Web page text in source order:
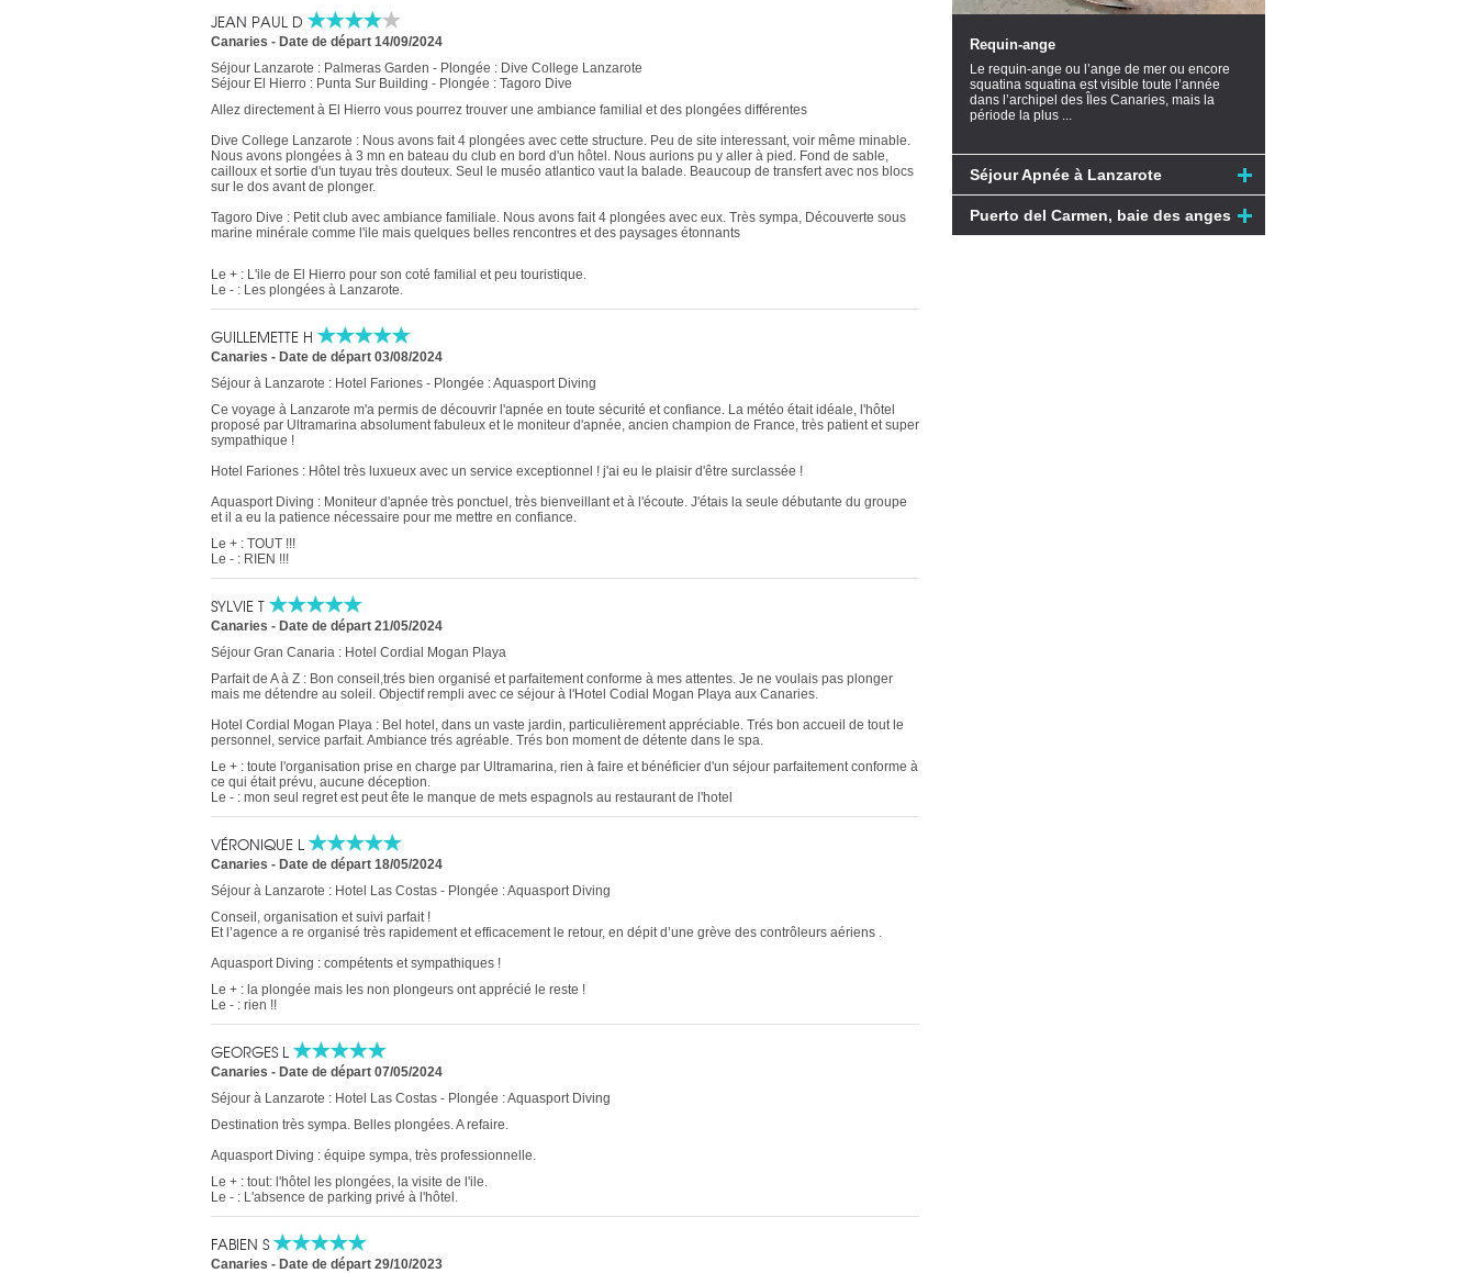
JEAN PAUL D
Canaries - Date de départ 14/09/2024
Séjour Lanzarote : Palmeras Garden - Plongée : Dive College Lanzarote
Séjour El Hierro : Punta Sur Building - Plongée : Tagoro Dive
Allez directement à El Hierro vous pourrez trouver une ambiance familial et des plongées différentes
Dive College Lanzarote : Nous avons fait 4 plongées avec cette structure. Peu de site interessant, voir même minable.
Nous avons plongées à 3 mn en bateau du club en bord d'un hôtel. Nous aurions pu y aller à pied. Fond de sable,
cailloux et sortie d'un tuyau très douteux. Seul le muséo atlantico vaut la balade. Beaucoup de transfert avec nos blocs
sur le dos avant de plonger.
Tagoro Dive : Petit club avec ambiance familiale. Nous avons fait 4 plongées avec eux. Très sympa, Découverte sous
marine minérale comme l'ile mais quelques belles rencontres et des paysages étonnants
Le + : L'ile de El Hierro pour son coté familial et peu touristique.
Le - : Les plongées à Lanzarote.
GUILLEMETTE H
Canaries - Date de départ 03/08/2024
Séjour à Lanzarote : Hotel Fariones - Plongée : Aquasport Diving
Ce voyage à Lanzarote m'a permis de découvrir l'apnée en toute sécurité et confiance. La météo était idéale, l'hôtel
proposé par Ultramarina absolument fabuleux et le moniteur d'apnée, ancien champion de France, très patient et super
sympathique !
Hotel Fariones : Hôtel très luxueux avec un service exceptionnel ! j'ai eu le plaisir d'être surclassée !
Aquasport Diving : Moniteur d'apnée très ponctuel, très bienveillant et à l'écoute. J'étais la seule débutante du groupe
et il a eu la patience nécessaire pour me mettre en confiance.
Le + : TOUT !!!
Le - : RIEN !!!
SYLVIE T
Canaries - Date de départ 21/05/2024
Séjour Gran Canaria : Hotel Cordial Mogan Playa
Parfait de A à Z : Bon conseil,trés bien organisé et parfaitement conforme à mes attentes. Je ne voulais pas plonger
mais me détendre au soleil. Objectif rempli avec ce séjour à l'Hotel Codial Mogan Playa aux Canaries.
Hotel Cordial Mogan Playa : Bel hotel, dans un vaste jardin, particulièrement appréciable. Trés bon accueil de tout le
personnel, service parfait. Ambiance trés agréable. Trés bon moment de détente dans le spa.
Le + : toute l'organisation prise en charge par Ultramarina, rien à faire et bénéficier d'un séjour parfaitement conforme à
ce qui était prévu, aucune déception.
Le - : mon seul regret est peut ête le manque de mets espagnols au restaurant de l'hotel
VÉRONIQUE L
Canaries - Date de départ 18/05/2024
Séjour à Lanzarote : Hotel Las Costas - Plongée : Aquasport Diving
Conseil, organisation et suivi parfait !
Et l’agence a re organisé très rapidement et efficacement le retour, en dépit d’une grève des contrôleurs aériens .
Aquasport Diving : compétents et sympathiques !
Le + : la plongée mais les non plongeurs ont apprécié le reste !
Le - : rien !!
GEORGES L
Canaries - Date de départ 07/05/2024
Séjour à Lanzarote : Hotel Las Costas - Plongée : Aquasport Diving
Destination très sympa. Belles plongées. A refaire.
Aquasport Diving : équipe sympa, très professionnelle.
Le + : tout: l'hôtel les plongées, la visite de l'ile.
Le - : L'absence de parking privé à l'hôtel.
FABIEN S
Canaries - Date de départ 29/10/2023
Requin-ange
Le requin-ange ou l’ange de mer ou encore
squatina squatina est visible toute l’année
dans l’archipel des Îles Canaries, mais la
période la plus ...
Séjour Apnée à Lanzarote
Puerto del Carmen, baie des anges